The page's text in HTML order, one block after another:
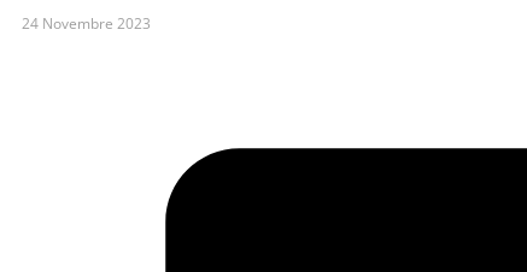
24 Novembre 2023